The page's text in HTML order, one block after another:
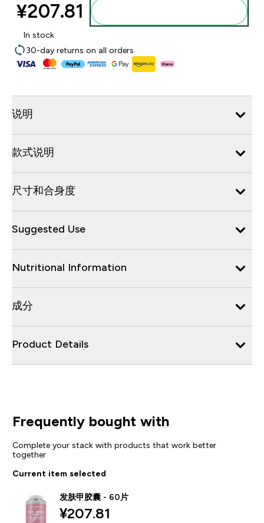
¥207.81‎
In stock
30-day returns on all orders
说明
款式说明
尺寸和合身度
Suggested Use
Nutritional Information
成分
Product Details
Frequently bought with
Complete your stack with products that work better
together
Current item selected
发肤甲胶囊 - 60片
¥207.81‎